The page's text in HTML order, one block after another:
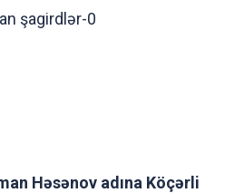
şagirdlər-0
Həsənov adına Köçərli